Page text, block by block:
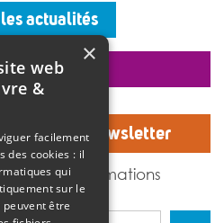
d’un buffet, dans une
par un groupe de
directrice du SESSAD
sur l’histoire […]
actualités
à notre Newsletter
des informations
et devenir.
un don
×
web
&
facilement
des cookies : il
qui
sur le
être